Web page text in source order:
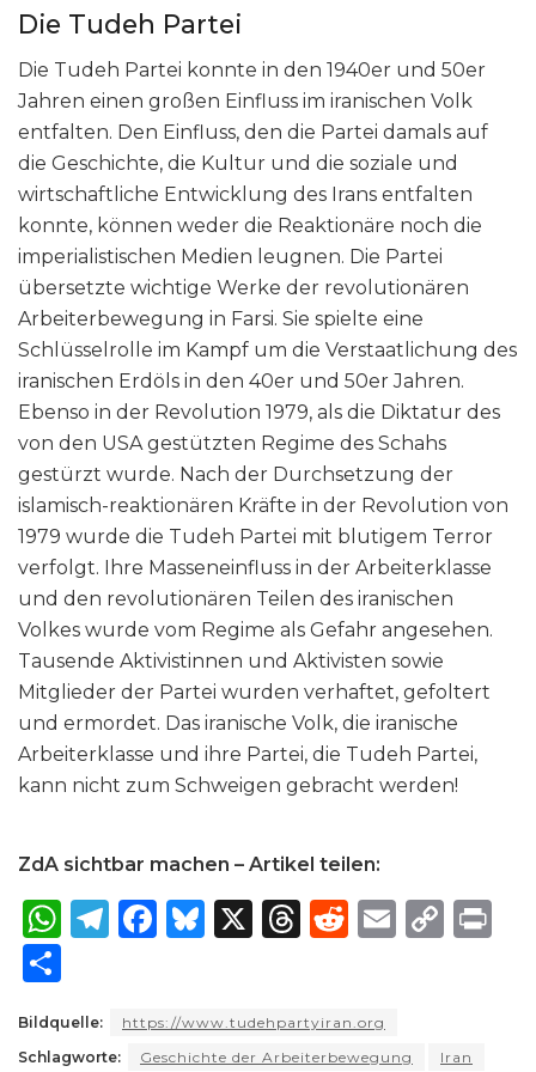
Die Tudeh Partei
Die Tudeh Partei konnte in den 1940er und 50er
Jahren einen großen Einfluss im iranischen Volk
entfalten. Den Einfluss, den die Partei damals auf
die Geschichte, die Kultur und die soziale und
wirtschaftliche Entwicklung des Irans entfalten
konnte, können weder die Reaktionäre noch die
imperialistischen Medien leugnen. Die Partei
übersetzte wichtige Werke der revolutionären
Arbeiterbewegung in Farsi. Sie spielte eine
Schlüsselrolle im Kampf um die Verstaatlichung des
iranischen Erdöls in den 40er und 50er Jahren.
Ebenso in der Revolution 1979, als die Diktatur des
von den USA gestützten Regime des Schahs
gestürzt wurde. Nach der Durchsetzung der
islamisch-reaktionären Kräfte in der Revolution von
1979 wurde die Tudeh Partei mit blutigem Terror
verfolgt. Ihre Masseneinfluss in der Arbeiterklasse
und den revolutionären Teilen des iranischen
Volkes wurde vom Regime als Gefahr angesehen.
Tausende Aktivistinnen und Aktivisten sowie
Mitglieder der Partei wurden verhaftet, gefoltert
und ermordet. Das iranische Volk, die iranische
Arbeiterklasse und ihre Partei, die Tudeh Partei,
kann nicht zum Schweigen gebracht werden!
ZdA sichtbar machen – Artikel teilen:
W
ts
T
g
F
e
B
s
X
T
a
R
di
E
C
ar
Bildquelle:
https://www.tudehpartyiran.org
Schlagworte:
Geschichte der Arbeiterbewegung
Iran